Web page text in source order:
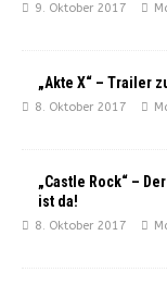
9. Oktober 2017
„Akte X“ – Trailer
8. Oktober 2017
„Castle Rock“ –
ist da!
8. Oktober 2017